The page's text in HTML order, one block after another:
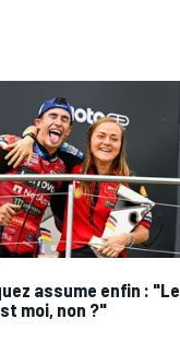
assume enfin : "Le
moi, non ?"